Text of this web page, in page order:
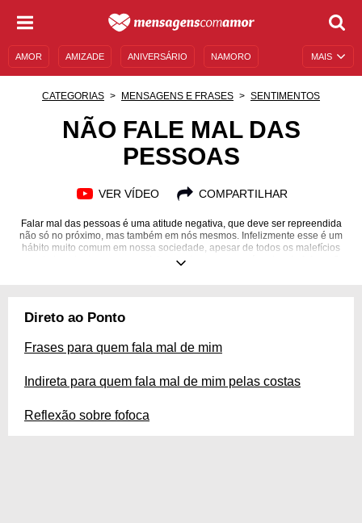
MAIS
AMOR AMIZADE ANIVERSÁRIO NAMORO
UNIVERSO FEMININO
MENSAGENS DE ANIVERSÁRIO
CATEGORIAS MENSAGENS E FRASES SENTIMENTOS
NÃO FALE MAL DAS
PESSOAS
VER VÍDEO COMPARTILHAR
Falar mal das pessoas é uma atitude negativa, que deve ser repreendida
não só no próximo, mas também em nós mesmos. Infelizmente esse é um
hábito muito comum em nossa sociedade, apesar de todos os malefícios
que ele traz, tanto para quem fala quanto para quem é o alvo da fofoca. Se
mensagens e não fale mal das pessoas! As consequências desse ato
Direto ao Ponto
Frases para quem fala mal de mim
Indireta para quem fala mal de mim pelas costas
Reflexão sobre fofoca